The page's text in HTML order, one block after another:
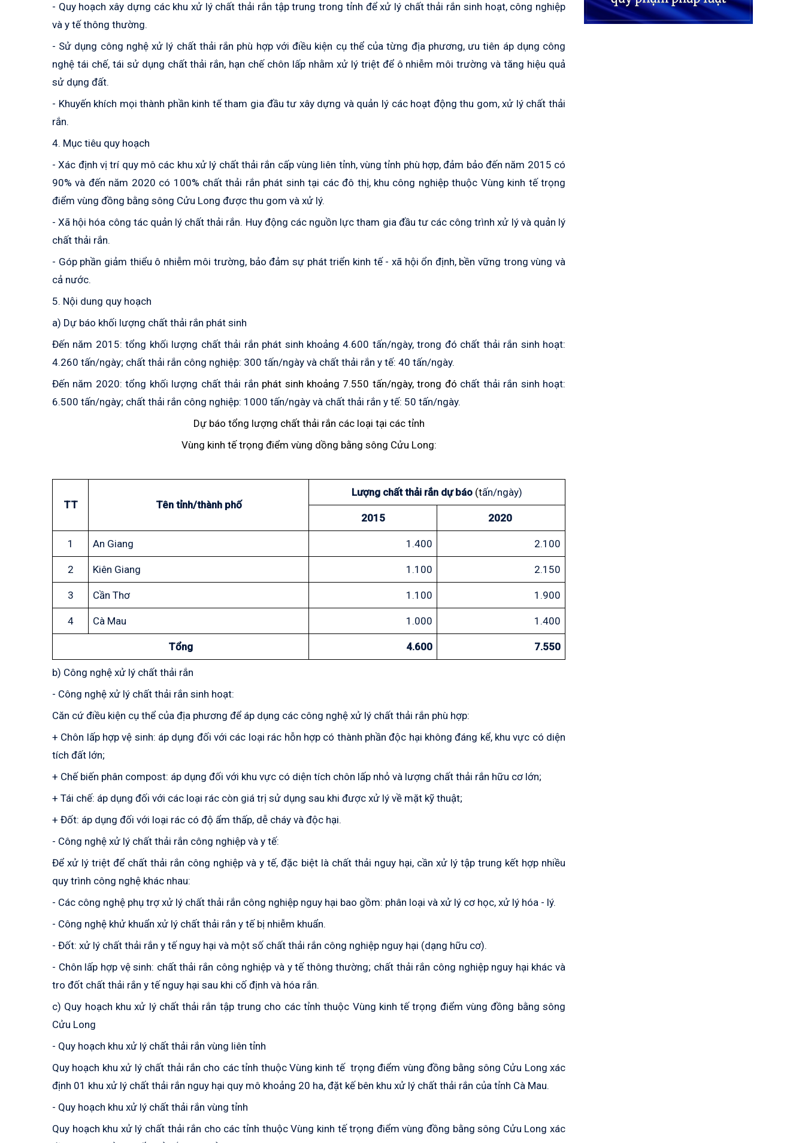
- Quy hoạch xây dựng các khu xử lý chất thải rắn tập trung trong tỉnh để xử lý chất thải rắn sinh hoạt, công nghiệp
và y tế thông thường.
- Sử dụng công nghệ xử lý chất thải rắn phù hợp với điều kiện cụ thể của từng địa phương, ưu tiên áp dụng công
nghệ tái chế, tái sử dụng chất thải rắn, hạn chế chôn lấp nhằm xử lý triệt để ô nhiễm môi trường và tăng hiệu quả
sử dụng đất.
- Khuyến khích mọi thành phần kinh tế tham gia đầu tư xây dựng và quản lý các hoạt động thu gom, xử lý chất thải
rắn.
4. Mục tiêu quy hoạch
- Xác định vị trí quy mô các khu xử lý chất thải rắn cấp vùng liên tỉnh, vùng tỉnh phù hợp, đảm bảo đến năm 2015 có
90% và đến năm 2020 có 100% chất thải rắn phát sinh tại các đô thị, khu công nghiệp thuộc Vùng kinh tế trọng
điểm vùng đồng bằng sông Cửu Long được thu gom và xử lý.
- Xã hội hóa công tác quản lý chất thải rắn. Huy động các nguồn lực tham gia đầu tư các công trình xử lý và quản lý
chất thải rắn.
- Góp phần giảm thiểu ô nhiễm môi trường, bảo đảm sự phát triển kinh tế - xã hội ổn định, bền vững trong vùng và
cả nước.
5. Nội dung quy hoạch
a) Dự báo khối lượng chất thải rắn phát sinh
Đến năm 2015: tổng khối lượng chất thải rắn phát sinh khoảng 4.600 tấn/ngày, trong đó chất thải rắn sinh hoạt:
4.260 tấn/ngày; chất thải rắn công nghiệp: 300 tấn/ngày và chất thải rắn y tế: 40 tấn/ngày.
Đến năm 2020: tổng khối lượng chất thải rắn phát sinh khoảng 7.550 tấn/ngày, trong đó chất thải rắn sinh hoạt:
6.500 tấn/ngày; chất thải rắn công nghiệp: 1000 tấn/ngày và chất thải rắn y tế: 50 tấn/ngày.
Dự báo tổng lượng chất thải rắn các loại tại các tỉnh
Vùng kinh tế trọng điểm vùng dồng bằng sông Cửu Long:
TT Tên tỉnh/thành phố
Lượng chất thải rắn dự báo (tấn/ngày)
2015 2020
1 An Giang 1.400 2.100
2 Kiên Giang 1.100 2.150
3 Cần Thơ 1.100 1.900
4 Cà Mau 1.000 1.400
Tổng 4.600 7.550
b) Công nghệ xử lý chất thải rắn
- Công nghệ xử lý chất thải rắn sinh hoạt:
Căn cứ điều kiện cụ thể của địa phương để áp dụng các công nghệ xử lý chất thải rắn phù hợp:
+ Chôn lấp hợp vệ sinh: áp dụng đối với các loại rác hỗn hợp có thành phần độc hại không đáng kể, khu vực có diện
tích đất lớn;
+ Chế biến phân compost: áp dụng đối với khu vực có diện tích chôn lấp nhỏ và lượng chất thải rắn hữu cơ lớn;
+ Tái chế: áp dụng đối với các loại rác còn giá trị sử dụng sau khi được xử lý về mặt kỹ thuật;
+ Đốt: áp dụng đối với loại rác có độ ẩm thấp, dễ cháy và độc hại.
- Công nghệ xử lý chất thải rắn công nghiệp và y tế:
Để xử lý triệt để chất thải rắn công nghiệp và y tế, đặc biệt là chất thải nguy hại, cần xử lý tập trung kết hợp nhiều
quy trình công nghệ khác nhau:
- Các công nghệ phụ trợ xử lý chất thải rắn công nghiệp nguy hại bao gồm: phân loại và xử lý cơ học, xử lý hóa - lý.
- Công nghệ khử khuẩn xử lý chất thải rắn y tế bị nhiễm khuẩn.
- Đốt: xử lý chất thải rắn y tế nguy hại và một số chất thải rắn công nghiệp nguy hại (dạng hữu cơ).
- Chôn lấp hợp vệ sinh: chất thải rắn công nghiệp và y tế thông thường; chất thải rắn công nghiệp nguy hại khác và
tro đốt chất thải rắn y tế nguy hại sau khi cố định và hóa rắn.
c) Quy hoạch khu xử lý chất thải rắn tập trung cho các tỉnh thuộc Vùng kinh tế trọng điểm vùng đồng bằng sông
Cửu Long
- Quy hoạch khu xử lý chất thải rắn vùng liên tỉnh
Quy hoạch khu xử lý chất thải rắn cho các tỉnh thuộc Vùng kinh tế trọng điểm vùng đồng bằng sông Cửu Long xác
định 01 khu xử lý chất thải rắn nguy hại quy mô khoảng 20 ha, đặt kế bên khu xử lý chất thải rắn của tỉnh Cà Mau.
- Quy hoạch khu xử lý chất thải rắn vùng tỉnh
Quy hoạch khu xử lý chất thải rắn cho các tỉnh thuộc Vùng kinh tế trọng điểm vùng đồng bằng sông Cửu Long xác